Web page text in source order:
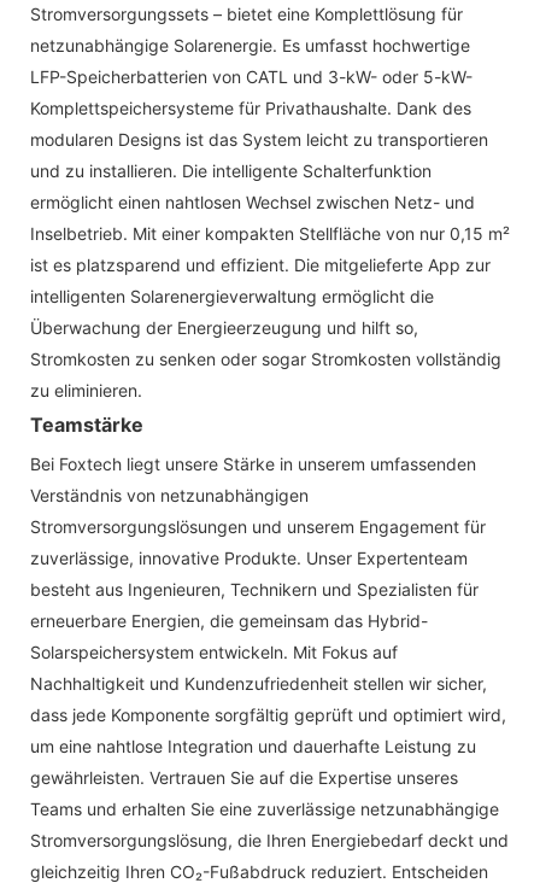
Stromversorgungssets – bietet eine Komplettlösung für
netzunabhängige Solarenergie. Es umfasst hochwertige
LFP-Speicherbatterien von CATL und 3-kW- oder 5-kW-
Komplettspeichersysteme für Privathaushalte. Dank des
modularen Designs ist das System leicht zu transportieren
und zu installieren. Die intelligente Schalterfunktion
ermöglicht einen nahtlosen Wechsel zwischen Netz- und
Inselbetrieb. Mit einer kompakten Stellfläche von nur 0,15 m²
ist es platzsparend und effizient. Die mitgelieferte App zur
intelligenten Solarenergieverwaltung ermöglicht die
Überwachung der Energieerzeugung und hilft so,
Stromkosten zu senken oder sogar Stromkosten vollständig
zu eliminieren.
Teamstärke
Bei Foxtech liegt unsere Stärke in unserem umfassenden
Verständnis von netzunabhängigen
Stromversorgungslösungen und unserem Engagement für
zuverlässige, innovative Produkte. Unser Expertenteam
besteht aus Ingenieuren, Technikern und Spezialisten für
erneuerbare Energien, die gemeinsam das Hybrid-
Solarspeichersystem entwickeln. Mit Fokus auf
Nachhaltigkeit und Kundenzufriedenheit stellen wir sicher,
dass jede Komponente sorgfältig geprüft und optimiert wird,
um eine nahtlose Integration und dauerhafte Leistung zu
gewährleisten. Vertrauen Sie auf die Expertise unseres
Teams und erhalten Sie eine zuverlässige netzunabhängige
Stromversorgungslösung, die Ihren Energiebedarf deckt und
gleichzeitig Ihren CO₂-Fußabdruck reduziert. Entscheiden